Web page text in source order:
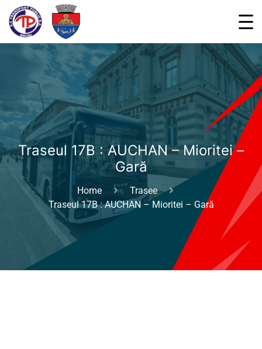
Traseul 17B : AUCHAN – Mioritei –
Gară
Home
Trasee
Traseul 17B : AUCHAN – Mioritei – Gară